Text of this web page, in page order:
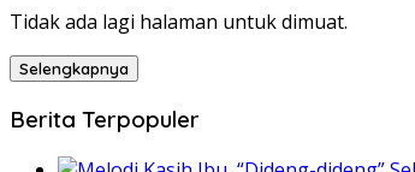
Tidak ada lagi halaman untuk dimuat.
Selengkapnya
Berita Terpopuler